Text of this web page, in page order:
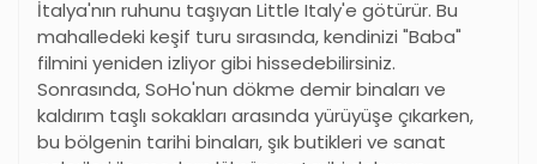
İtalya'nın ruhunu taşıyan Little Italy'e götürür. Bu
mahalledeki keşif turu sırasında, kendinizi "Baba"
filmini yeniden izliyor gibi hissedebilirsiniz.
Sonrasında, SoHo'nun dökme demir binaları ve
kaldırım taşlı sokakları arasında yürüyüşe çıkarken,
bu bölgenin tarihi binaları, şık butikleri ve sanat